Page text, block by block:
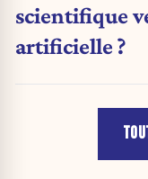
scientifique
artificielle ?